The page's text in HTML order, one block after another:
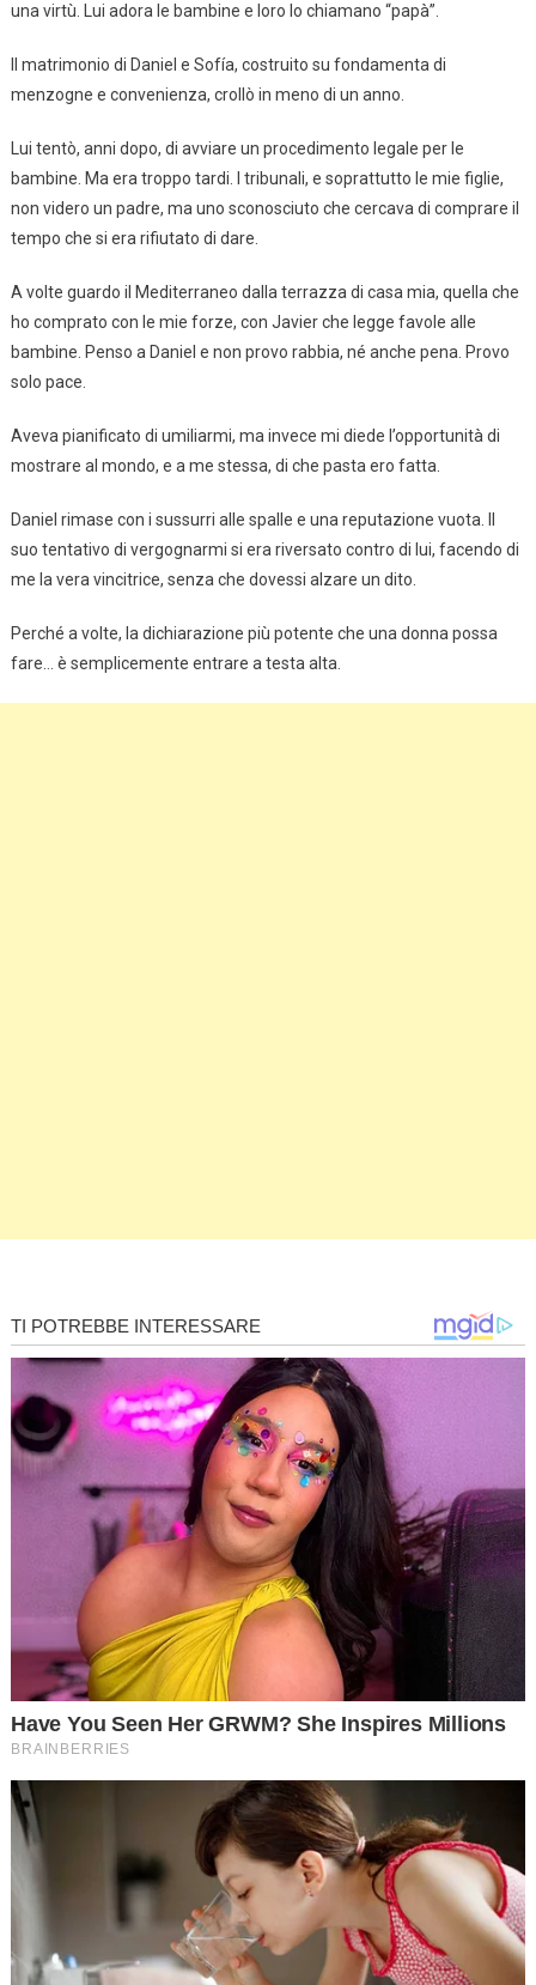
una virtù. Lui adora le bambine e loro lo chiamano “papà”.
Il matrimonio di Daniel e Sofía, costruito su fondamenta di
menzogne e convenienza, crollò in meno di un anno.
Lui tentò, anni dopo, di avviare un procedimento legale per le
bambine. Ma era troppo tardi. I tribunali, e soprattutto le mie figlie,
non videro un padre, ma uno sconosciuto che cercava di comprare il
tempo che si era rifiutato di dare.
A volte guardo il Mediterraneo dalla terrazza di casa mia, quella che
ho comprato con le mie forze, con Javier che legge favole alle
bambine. Penso a Daniel e non provo rabbia, né anche pena. Provo
solo pace.
Aveva pianificato di umiliarmi, ma invece mi diede l’opportunità di
mostrare al mondo, e a me stessa, di che pasta ero fatta.
Daniel rimase con i sussurri alle spalle e una reputazione vuota. Il
suo tentativo di vergognarmi si era riversato contro di lui, facendo di
me la vera vincitrice, senza che dovessi alzare un dito.
Perché a volte, la dichiarazione più potente che una donna possa
fare… è semplicemente entrare a testa alta.